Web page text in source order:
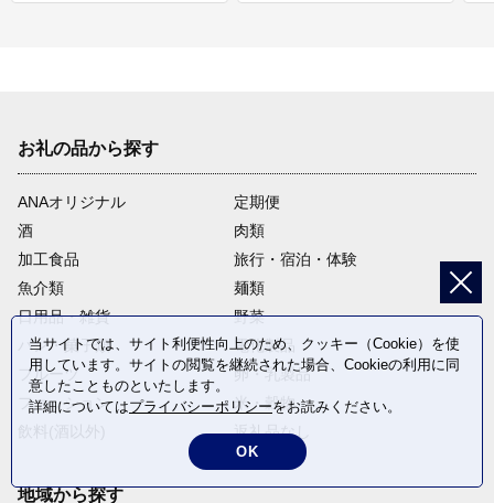
お礼の品から探す
ANAオリジナル
定期便
酒
肉類
加工食品
旅行・宿泊・体験
魚介類
麺類
日用品・雑貨
野菜
パン・菓子類
電化製品
フルーツ
卵・乳製品
ファッション
米・穀物
返礼品なし
地域から探す
当サイトでは、サイト利便性向上のため、クッキー（Cookie）を使
用しています。サイトの閲覧を継続された場合、Cookieの利用に同
意したことものといたします。
詳細についてはプライバシーポリシーをお読みください。
OK